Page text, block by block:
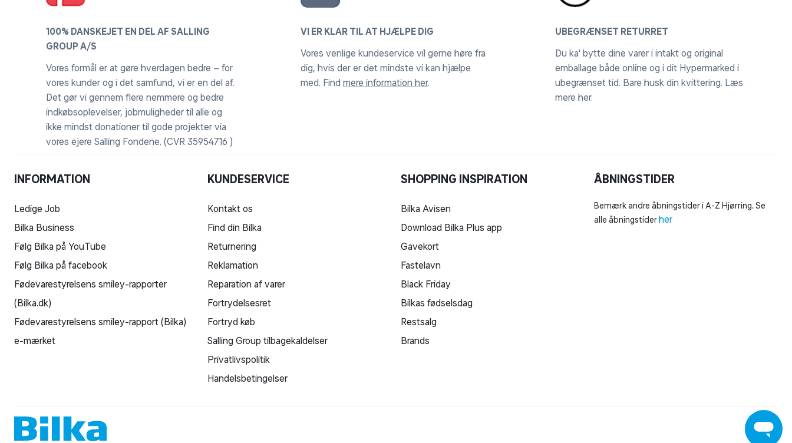
100% DANSKEJET EN DEL AF SALLING
GROUP A/S
Vores formål er at gøre hverdagen bedre – for
vores kunder og i det samfund, vi er en del af.
Det gør vi gennem flere nemmere og bedre
indkøbsoplevelser, jobmuligheder til alle og
ikke mindst donationer til gode projekter via
vores ejere Salling Fondene. (CVR 35954716 )
VI ER KLAR TIL AT HJÆLPE DIG
Vores venlige kundeservice vil gerne høre fra
dig, hvis der er det mindste vi kan hjælpe
med. Find mere information her.
UBEGRÆNSET RETURRET
Du ka' bytte dine varer i intakt og original
emballage både online og i dit Hypermarked i
ubegrænset tid. Bare husk din kvittering. Læs
mere her.
INFORMATION
Ledige Job
Bilka Business
Følg Bilka på YouTube
Følg Bilka på facebook
Fødevarestyrelsens smiley-rapporter
(Bilka.dk)
Fødevarestyrelsens smiley-rapport (Bilka)
e-mærket
KUNDESERVICE
Kontakt os
Find din Bilka
Returnering
Reklamation
Reparation af varer
Fortrydelsesret
Fortryd køb
Salling Group tilbagekaldelser
Privatlivspolitik
Handelsbetingelser
SHOPPING INSPIRATION
Bilka Avisen
Download Bilka Plus app
Gavekort
Fastelavn
Black Friday
Bilkas fødselsdag
Restsalg
Brands
ÅBNINGSTIDER
Bemærk andre åbningstider i A-Z Hjørring. Se
alle åbningstiderher